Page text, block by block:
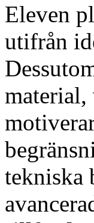
Eleven
utifrån
tekniska